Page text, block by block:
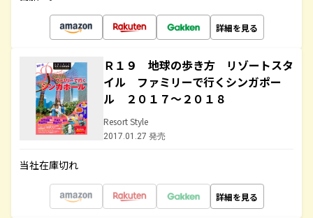
詳細を見る
Ｒ１９ 地球の歩き方 リゾートスタ
イル ファミリーで行くシンガポー
ル ２０１７～２０１８
Resort Style
2017.01.27 発売
当社在庫切れ
詳細を見る